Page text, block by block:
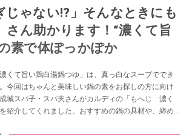
じゃない!?」そんなときにも
さん助かります！“濃くて旨
素で体ぽっかぽか
くて旨い鶏白湯鍋つゆ」は、真っ白なスープででき
今回はちゃんと美味しい鍋の素をお探しの方に向け
城スパ子・スパ夫さんがカルディの「もへじ 濃く
紹介してくれました。おすすめの鍋の具材や、締め